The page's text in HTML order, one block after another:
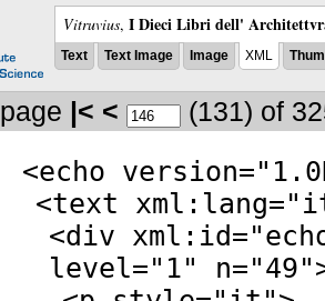
Vitruvius, I Dieci Libri dell'
Text Text Image Image XML
page |< < (131) of
<echo version="
<text xml:lang="
<div xml:id="
level=" 1" n="49